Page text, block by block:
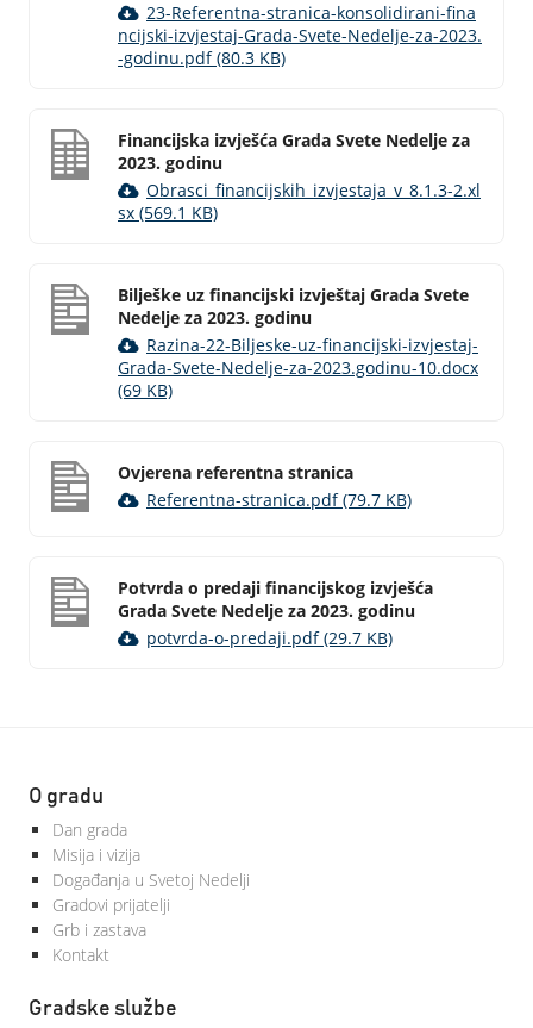
23-Referentna-stranica-konsolidirani-fina
ncijski-izvjestaj-Grada-Svete-Nedelje-za-2023.
-godinu.pdf (80.3 KB)
Financijska izvješća Grada Svete Nedelje za
2023. godinu
Obrasci_financijskih_izvjestaja_v_8.1.3-2.xl
sx (569.1 KB)
Bilješke uz financijski izvještaj Grada Svete
Nedelje za 2023. godinu
Razina-22-Biljeske-uz-financijski-izvjestaj-
Grada-Svete-Nedelje-za-2023.godinu-10.docx
(69 KB)
Ovjerena referentna stranica
Referentna-stranica.pdf (79.7 KB)
Potvrda o predaji financijskog izvješća
Grada Svete Nedelje za 2023. godinu
potvrda-o-predaji.pdf (29.7 KB)
O gradu
Dan grada
Misija i vizija
Događanja u Svetoj Nedelji
Gradovi prijatelji
Grb i zastava
Kontakt
Gradske službe